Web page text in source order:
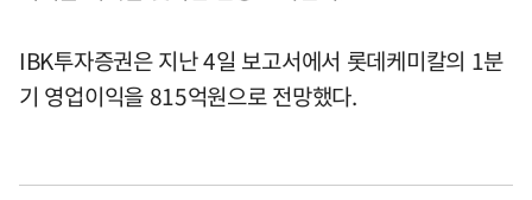
IBK투자증권은 지난 4일 보고서에서 롯데케미칼의 1분
기 영업이익을 815억원으로 전망했다.